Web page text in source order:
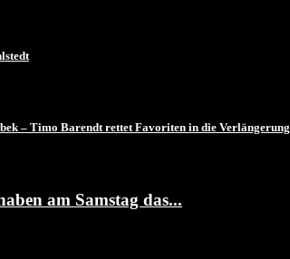
– Timo Barendt rettet Favoriten in die Verlängerung
am Samstag das...